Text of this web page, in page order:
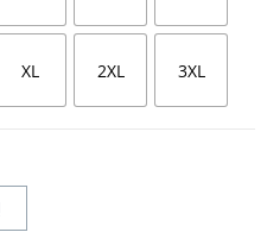
XL 2XL 3XL